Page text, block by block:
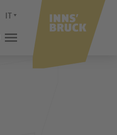
IT
CHIUDI